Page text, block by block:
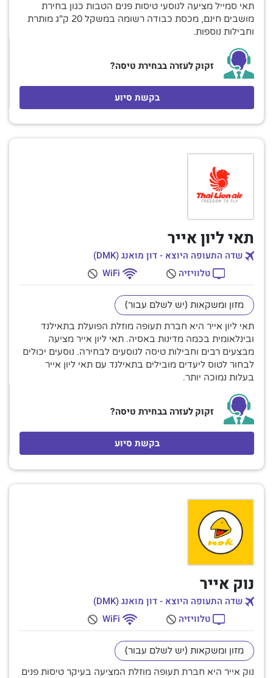
תאי סמייל מציעה לנוסעי טיסות פנים הטבות כגון בחירת
מושבים חינם, מכסת כבודה רשומה במשקל 20 ק"ג מותרת
וחבילות נוספות.
זקוק לעזרה בבחירת טיסה?
בקשת סיוע
תאי ליון אייר
שדה התעופה היוצא - דון מואנג (DMK)
טלוויזיה
WiFi
מזון ומשקאות (יש לשלם עבור)
תאי ליון אייר היא חברת תעופה מוזלת הפועלת בתאילנד
ובינלאומית בכמה מדינות באסיה. תאי ליון אייר מציעה
מבצעים רבים וחבילות טיסה לנוסעים לבחירה. נוסעים יכולים
לבחור לטוס ליעדים מובילים בתאילנד עם תאי ליון אייר
בעלות נמוכה יותר.
זקוק לעזרה בבחירת טיסה?
בקשת סיוע
נוק אייר
שדה התעופה היוצא - דון מואנג (DMK)
טלוויזיה
WiFi
מזון ומשקאות (יש לשלם עבור)
נוק אייר היא חברת תעופה מוזלת המציעה בעיקר טיסות פנים